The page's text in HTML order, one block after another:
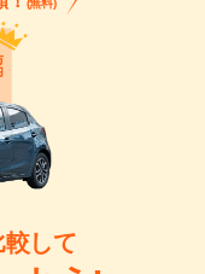
(無料)
して